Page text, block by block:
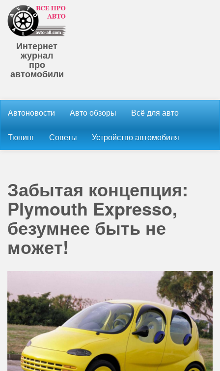
Интернет
журнал
про
автомобили
Автоновости Авто обзоры Всё для авто
Тюнинг Советы Устройство автомобиля
Забытая концепция:
Plymouth Expresso,
безумнее быть не
может!